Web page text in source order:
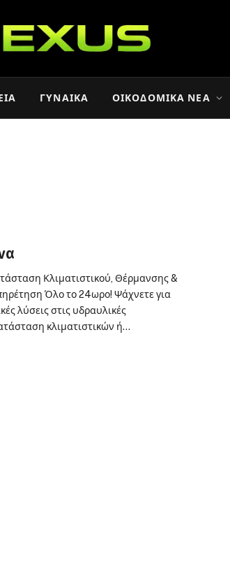
ΓΥΝΑΊΚΑ ΟΙΚΟΔΟΜΙΚΆ ΝΈΑ
Κλιματιστικού, Θέρμανσης &
Όλο το 24ωρο! Ψάχνετε για
λύσεις στις υδραυλικές
κλιματιστικών ή…